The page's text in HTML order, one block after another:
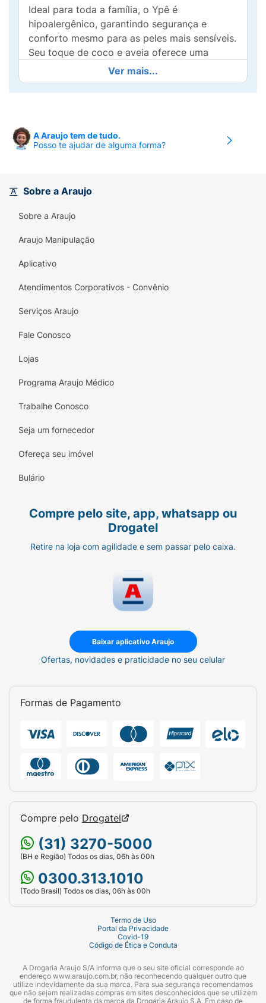
Ideal para toda a família, o Ypê é
hipoalergênico, garantindo segurança e
conforto mesmo para as peles mais sensíveis.
Seu toque de coco e aveia oferece uma
fragrância delicada e envolvente, tornando o
momento do banho um prazer.
benefício. Experimente a combinação perfeita
de limpeza e cuidado com o Ypê Sabão
Ver mais...
A Araujo tem de tudo.
Posso te ajudar de alguma forma?
Sobre a Araujo
Sobre a Araujo
Araujo Manipulação
Aplicativo
Atendimentos Corporativos - Convênio
Serviços Araujo
Fale Conosco
Lojas
Programa Araujo Médico
Trabalhe Conosco
Seja um fornecedor
Ofereça seu imóvel
Bulário
Compre pelo site, app, whatsapp ou
Drogatel
Retire na loja com agilidade e sem passar pelo caixa.
Baixar aplicativo Araujo
Ofertas, novidades e praticidade no seu celular
Formas de Pagamento
Compre pelo Drogatel
(31) 3270-5000
(BH e Região) Todos os dias, 06h às 00h
0300.313.1010
(Todo Brasil) Todos os dias, 06h às 00h
Termo de Uso
Portal da Privacidade
Covid-19
Código de Ética e Conduta
A Drogaria Araujo S/A informa que o seu site oficial corresponde ao
endereço www.araujo.com.br, não reconhecendo qualquer outro que
utilize indevidamente da sua marca. Para sua segurança recomendamos
que não sejam realizadas compras em sites desconhecidos que se utilizem
de forma fraudulenta da marca da Drogaria Araujo S.A. Em caso de